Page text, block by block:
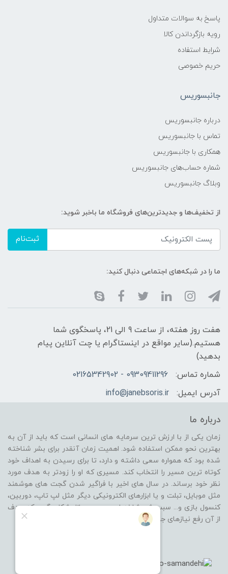
پاسخ به سوالات متداول
رویه بازگرداندن کالا
شرایط استفاده
حریم خصوصی
جانبسوریس
درباره جانبسوریس
تماس با جانبسوریس
همکاری با جانبسوریس
شماره حساب‌های جانبسوریس
وبلاگ جانبسوریس
از تخفیف‌ها و جدیدترین‌های فروشگاه ما باخبر شوید:
ثبت‌نام
ما را در شبکه‌های اجتماعی دنبال کنید:
هفت روز هفته، از ساعت 9 الی 21، پاسخگوی شما
هستیم.(سایر مواقع در اینستاگرام یا چت آنلاین پیام
بدهید)
شماره تماس:
09309411296 - 02165342902
آدرس ایمیل:
info@janebsoris.ir
درباره ما
زمان یکی از با ارزش ترین سرمایه های انسانی است که باید از آن به
بهترین نحو ممکن استفاده شود. اهمیت زمان آنقدر برای بشر شناخته
شده بود که همواره سعی داشته و دارد، تا برای رسیدن به اهداف خود
کوتاه ترین مسیر را انتخاب کند. مسیری که او را زودتر به هدف مورد
نظر خود برساند. در سال های اخیر با فراگیر شدن گجت های هوشمند
مثل موبایل، تبلت و یا ابزارهای الکترونیکی دیگر مثل لپ تاپ، دوربین،
کنسول بازی و... سبب شد شاخه ای جدید در بازار شکل بگیرد که هدف
از آن رفع نیازهای جانبی از گروه محصولات باشد.